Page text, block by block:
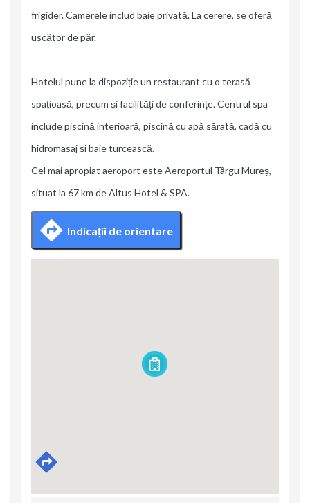
frigider. Camerele includ baie privată. La cerere, se oferă
uscător de păr.
Hotelul pune la dispoziție un restaurant cu o terasă
spațioasă, precum și facilități de conferințe. Centrul spa
include piscină interioară, piscină cu apă sărată, cadă cu
hidromasaj și baie turcească.
Cel mai apropiat aeroport este Aeroportul Târgu Mureș,
situat la 67 km de Altus Hotel & SPA.
Indicații de orientare